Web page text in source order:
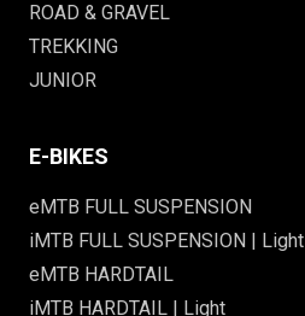
ROAD & GRAVEL
TREKKING
JUNIOR
E-BIKES
eMTB FULL SUSPENSION
iMTB FULL SUSPENSION | Light
eMTB HARDTAIL
iMTB HARDTAIL | Light